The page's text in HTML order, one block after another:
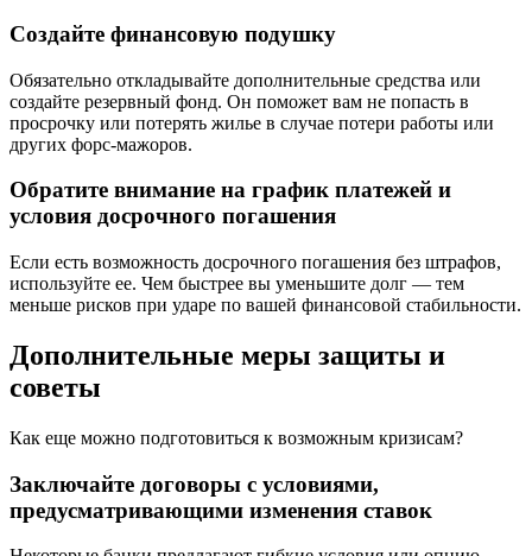
Создайте финансовую подушку
Обязательно откладывайте дополнительные средства или
создайте резервный фонд. Он поможет вам не попасть в
просрочку или потерять жилье в случае потери работы или
других форс-мажоров.
Обратите внимание на график платежей и
условия досрочного погашения
Если есть возможность досрочного погашения без штрафов,
используйте ее. Чем быстрее вы уменьшите долг — тем
меньше рисков при ударе по вашей финансовой стабильности.
Дополнительные меры защиты и
советы
Как еще можно подготовиться к возможным кризисам?
Заключайте договоры с условиями,
предусматривающими изменения ставок